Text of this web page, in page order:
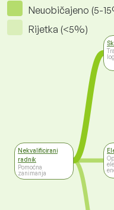
Neuobičajeno (5-
Rijetka (<5%)
Nekvalificirani
radnik
Pomoćna
zanimanja